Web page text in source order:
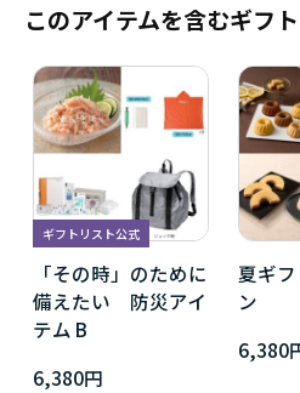
このアイテムを含むギフ
ギフトリスト公式
「その時」のために
備えたい 防災アイ
テム B
6,380円
夏ギ
ン
6,380